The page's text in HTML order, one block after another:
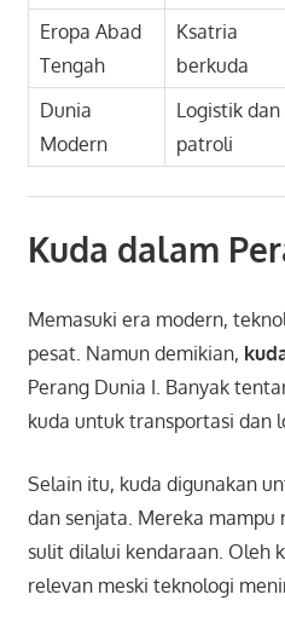
Eropa Abad
Tengah
Ksatria
berkuda
Dunia
Modern
Logistik dan
patroli
Kuda dalam
Memasuki era modern,
pesat. Namun demikian,
Perang Dunia I. Banyak
kuda untuk transportasi dan
Selain itu, kuda digunakan
dan senjata. Mereka
sulit dilalui kendaraan. Oleh
relevan meski teknologi